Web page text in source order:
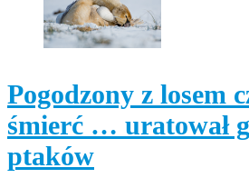
Pogodzony z losem
śmierć … uratował
ptaków